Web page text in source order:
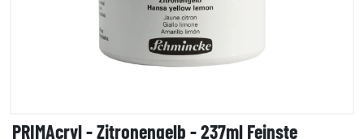
PRIMAcryl - Zitronengelb - 237ml Feinste